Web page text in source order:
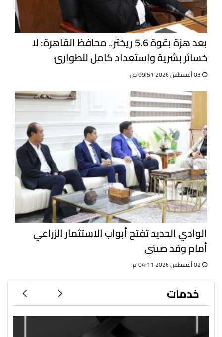
بعد هزة بقوة 5.6 ريختر.. محافظ القاهرة: لا
خسائر بشرية واستعداد كامل للطوارئ
الوادي الجديد تفتح أبواب الاستثمار الزراعي
أمام وفد صيني
خدمات